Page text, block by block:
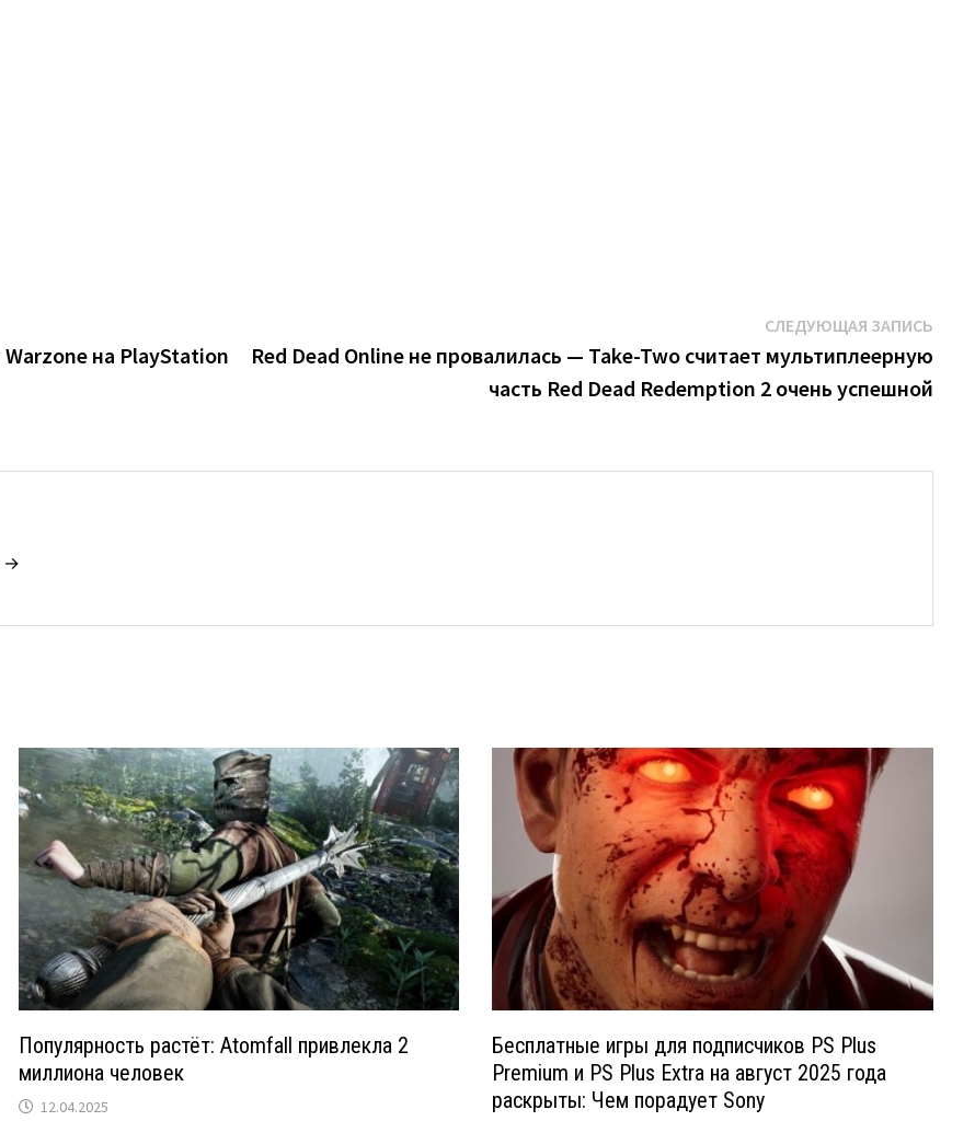
на PlayStation
СЛЕДУЮЩАЯ ЗАПИСЬ
Red Dead Online не провалилась — Take-Two считает мультиплеерную
часть Red Dead Redemption 2 очень успешной
→
Популярность растёт: Atomfall привлекла 2
миллиона человек
12.04.2025
Бесплатные игры для подписчиков PS Plus
Premium и PS Plus Extra на август 2025 года
раскрыты: Чем порадует Sony